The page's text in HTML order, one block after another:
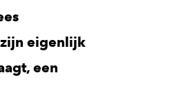
zijn eigenlijk
een